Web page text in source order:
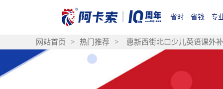
省时 · 省钱 · 专
网站首页 > 热门推荐 > 惠新西街北口少儿英语课外